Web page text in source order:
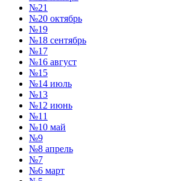
№21
№20 октябрь
№19
№18 сентябрь
№17
№16 август
№15
№14 июль
№13
№12 июнь
№11
№10 май
№9
№8 апрель
№7
№6 март